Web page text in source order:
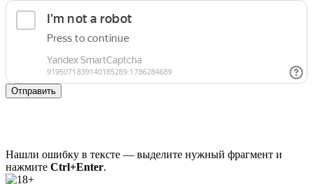
Отправить
Нашли ошибку в тексте — выделите нужный фрагмент и
нажмите Ctrl+Enter.